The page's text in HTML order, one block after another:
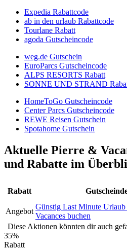
Expedia Rabattcode
ab in den urlaub Rabattcode
Tourlane Rabatt
agoda Gutscheincode
weg.de Gutschein
EuroParcs Gutscheincode
ALPS RESORTS Rabatt
SONNE UND STRAND
HomeToGo Gutscheincode
Center Parcs Gutscheincode
REWE Reisen Gutschein
Spotahome Gutschein
Aktuelle Pierre &
und Rabatte im
Rabatt
Angebot
Günstig Last Minute
Vacances buchen
Diese Aktionen könnten dir auch
35%
Rabatt